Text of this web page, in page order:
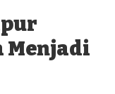
Menjadi